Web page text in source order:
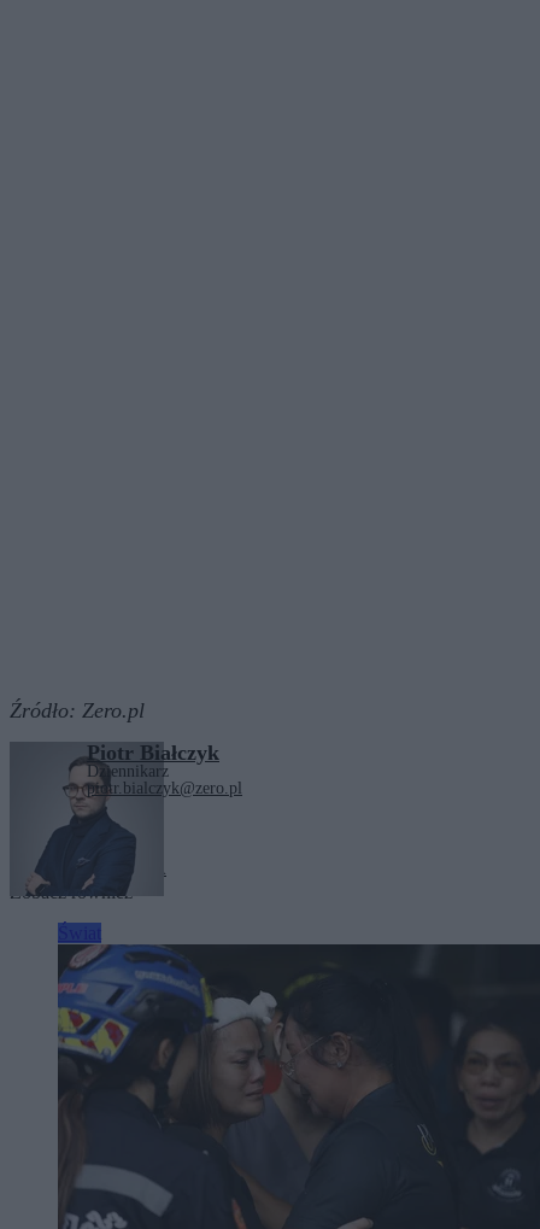
Źródło: Zero.pl
Piotr Białczyk
Dziennikarz
piotr.bialczyk@zero.pl
Tagi: Donald Trump USA
Zobacz również